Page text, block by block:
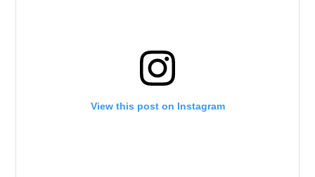
View this post on Instagram